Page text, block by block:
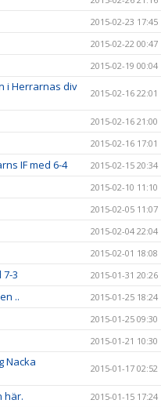
2015-02-23 17:45
2015-02-22 00:47
2015-02-19 00:04
i Herrarnas div
2015-02-16 22:01
2015-02-16 21:00
2015-02-16 17:01
IF med 6-4 2015-02-15 20:34
2015-02-10 11:10
2015-02-05 11:07
2015-02-04 22:04
2015-02-01 18:08
3 2015-01-31 20:26
.. 2015-01-25 18:24
2015-01-25 09:30
2015-01-21 10:30
Nacka
2015-01-17 02:52
här. 2015-01-15 17:24